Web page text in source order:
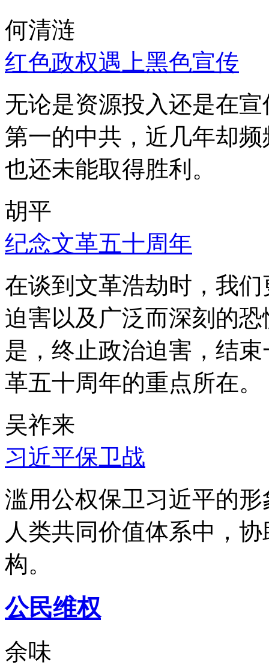
何清涟
红色政权遇上黑色宣传
无论是资源投入还是在
第一的中共，近几年却
也还未能取得胜利。
胡平
纪念文革五十周年
在谈到文革浩劫时，我
迫害以及广泛而深刻的
是，终止政治迫害，结
革五十周年的重点所在。
吴祚来
习近平保卫战
滥用公权保卫习近平的
人类共同价值体系中，
构。
公民维权
余味